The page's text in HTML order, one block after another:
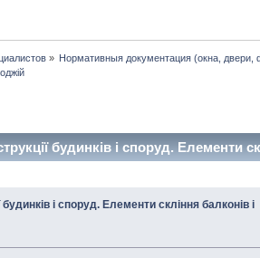
» Нормативныя документация (окна,
будинків і споруд. Елементи
і споруд. Елементи скління балконів і